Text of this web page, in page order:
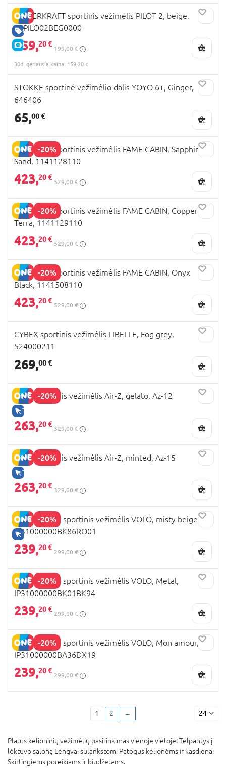
GERA KAINA
E-KAINA
KINDERKRAFT sportinis vežimėlis PILOT 2, beige,
KSPILO02BEG0000
159,20 €
199,00 €
30d. geriausia kaina: 159,20 €
STOKKE sportinė vežimėlio dalis YOYO 6+, Ginger,
646406
65,00 €
-20%
MAXI COSI sportinis vežimėlis FAME CABIN, Sapphire
Sand, 1141128110
423,20 €
529,00 €
-20%
MAXI COSI sportinis vežimėlis FAME CABIN, Copper
Terra, 1141129110
423,20 €
529,00 €
-20%
MAXI COSI sportinis vežimėlis FAME CABIN, Onyx
Black, 1141508110
423,20 €
529,00 €
CYBEX sportinis vežimėlis LIBELLE, Fog grey,
524000211
269,00 €
-20%
TIK INTERNETU
ANEX sportinis vežimėlis Air-Z, gelato, Az-12
263,20 €
329,00 €
-20%
TIK INTERNETU
ANEX sportinis vežimėlis Air-Z, minted, Az-15
263,20 €
329,00 €
-20%
TIK INTERNETU
PEG PEREGO sportinis vežimėlis VOLO, misty beige,
IP31000000BK86RO01
239,20 €
299,00 €
-20%
PEG PEREGO sportinis vežimėlis VOLO, Metal,
IP31000000BK01BK94
239,20 €
299,00 €
-20%
PEG PEREGO sportinis vežimėlis VOLO, Mon amour,
IP31000000BA36DX19
239,20 €
299,00 €
1 2 → 24
Platus kelioninių vežimėlių pasirinkimas vienoje vietoje: Telpantys į
lėktuvo saloną Lengvai sulankstomi Patogūs kelionėms ir kasdienai
Skirtingiems poreikiams ir biudžetams.